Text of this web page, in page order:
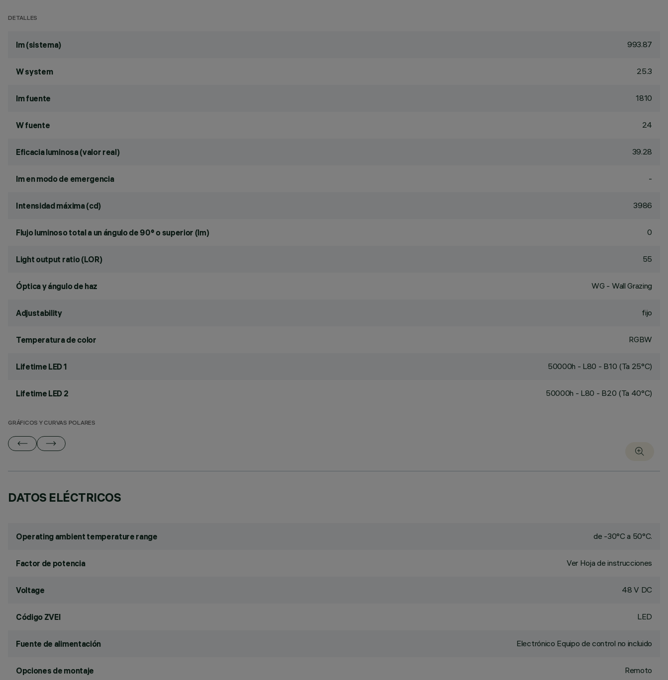
DETALLES
lm (sistema) 993.87
W system 25.3
lm fuente 1810
W fuente 24
Eficacia luminosa (valor real) 39.28
lm en modo de emergencia -
Intensidad máxima (cd) 3986
Flujo luminoso total a un ángulo de 90° o superior (lm) 0
Light output ratio (LOR) 55
Óptica y ángulo de haz WG - Wall Grazing
Adjustability fijo
Temperatura de color RGBW
Lifetime LED 1 50000h - L80 - B10 (Ta 25°C)
Lifetime LED 2 50000h - L80 - B20 (Ta 40°C)
GRÁFICOS Y CURVAS POLARES
DATOS ELÉCTRICOS
Operating ambient temperature range de -30°C a 50°C.
Factor de potencia Ver Hoja de instrucciones
Voltage 48 V DC
Código ZVEI LED
Fuente de alimentación Electrónico Equipo de control no incluido
Opciones de montaje Remoto